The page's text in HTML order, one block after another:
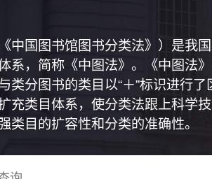
中国图书馆图书分类法》）是我
系，简称《中图法》。《中图法
类分图书的类目以“＋”标识进行
充类目体系，使分类法跟上科学
类目的扩容性和分类的准确性。